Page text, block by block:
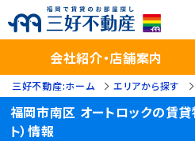
会社紹介・店舗案内
三好不動産:ホーム エリアから探す
福岡市南区 オートロックの賃貸
ト）情報